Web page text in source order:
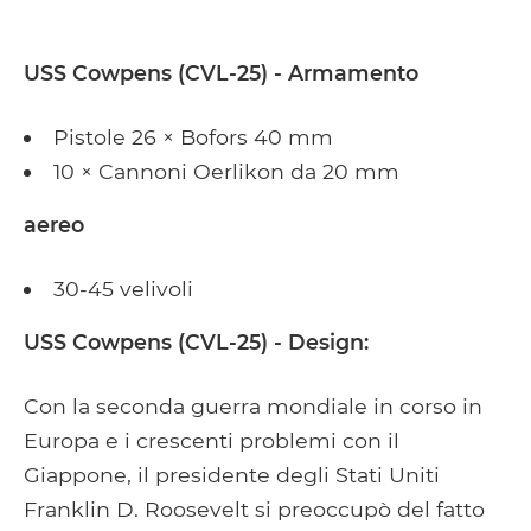
USS Cowpens (CVL-25) - Armamento
Pistole 26 × Bofors 40 mm
10 × Cannoni Oerlikon da 20 mm
aereo
30-45 velivoli
USS Cowpens (CVL-25) - Design:
Con la seconda guerra mondiale in corso in
Europa e i crescenti problemi con il
Giappone, il presidente degli Stati Uniti
Franklin D. Roosevelt si preoccupò del fatto